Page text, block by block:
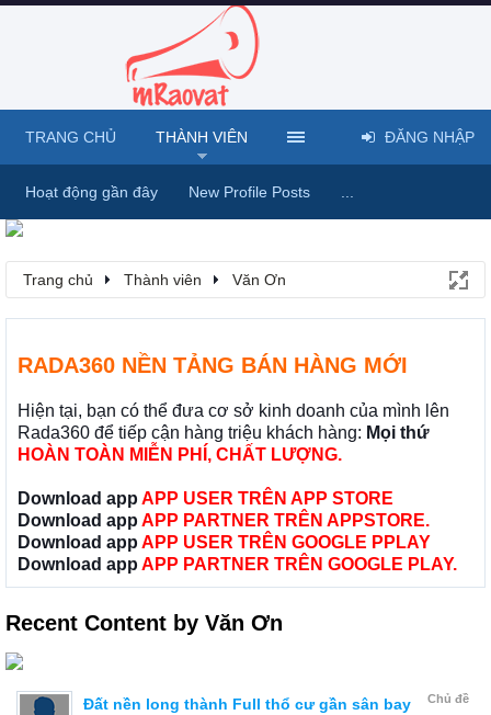
Trang chủ Thành viên Văn Ơn
RADA360 NỀN TẢNG BÁN HÀNG MỚI
Hiện tại, bạn có thể đưa cơ sở kinh doanh của mình lên
Rada360 để tiếp cận hàng triệu khách hàng: Mọi thứ
HOÀN TOÀN MIỄN PHÍ, CHẤT LƯỢNG.
Download app APP USER TRÊN APP STORE
Download app APP PARTNER TRÊN APPSTORE.
Download app APP USER TRÊN GOOGLE PPLAY
Download app APP PARTNER TRÊN GOOGLE PLAY.
Recent Content by Văn Ơn
Chủ đề
Đất nền long thành Full thổ cư gần sân bay
TRANG CHỦ THÀNH VIÊN
Hoạt động gần đây New Profile Posts
ĐĂNG NHẬP